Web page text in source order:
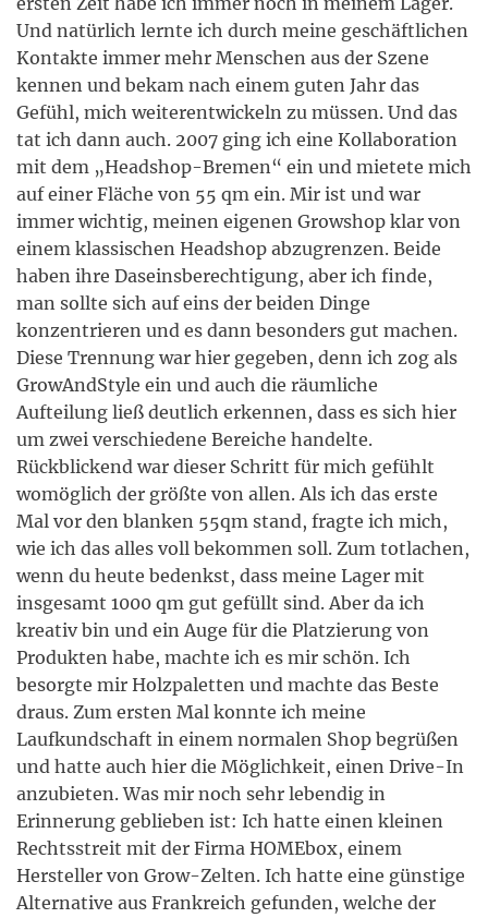
Und natürlich lernte ich durch meine geschäftlichen
Kontakte immer mehr Menschen aus der Szene
kennen und bekam nach einem guten Jahr das
Gefühl, mich weiterentwickeln zu müssen. Und das
tat ich dann auch. 2007 ging ich eine Kollaboration
mit dem „Headshop-Bremen“ ein und mietete mich
auf einer Fläche von 55 qm ein. Mir ist und war
immer wichtig, meinen eigenen Growshop klar von
einem klassischen Headshop abzugrenzen. Beide
haben ihre Daseinsberechtigung, aber ich finde,
man sollte sich auf eins der beiden Dinge
konzentrieren und es dann besonders gut machen.
Diese Trennung war hier gegeben, denn ich zog als
GrowAndStyle ein und auch die räumliche
Aufteilung ließ deutlich erkennen, dass es sich hier
um zwei verschiedene Bereiche handelte.
Rückblickend war dieser Schritt für mich gefühlt
womöglich der größte von allen. Als ich das erste
Mal vor den blanken 55qm stand, fragte ich mich,
wie ich das alles voll bekommen soll. Zum totlachen,
wenn du heute bedenkst, dass meine Lager mit
insgesamt 1000 qm gut gefüllt sind. Aber da ich
kreativ bin und ein Auge für die Platzierung von
Produkten habe, machte ich es mir schön. Ich
besorgte mir Holzpaletten und machte das Beste
draus. Zum ersten Mal konnte ich meine
Laufkundschaft in einem normalen Shop begrüßen
und hatte auch hier die Möglichkeit, einen Drive-In
anzubieten. Was mir noch sehr lebendig in
Erinnerung geblieben ist: Ich hatte einen kleinen
Rechtsstreit mit der Firma HOMEbox, einem
Hersteller von Grow-Zelten. Ich hatte eine günstige
Alternative aus Frankreich gefunden, welche der